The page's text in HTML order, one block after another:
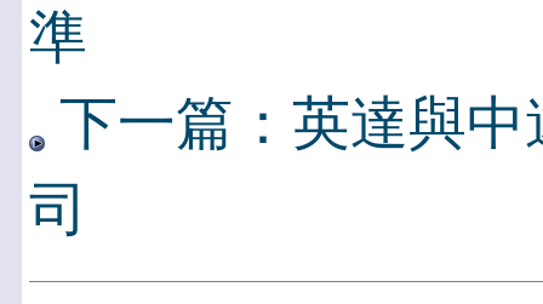
準
下一篇：英達與
司